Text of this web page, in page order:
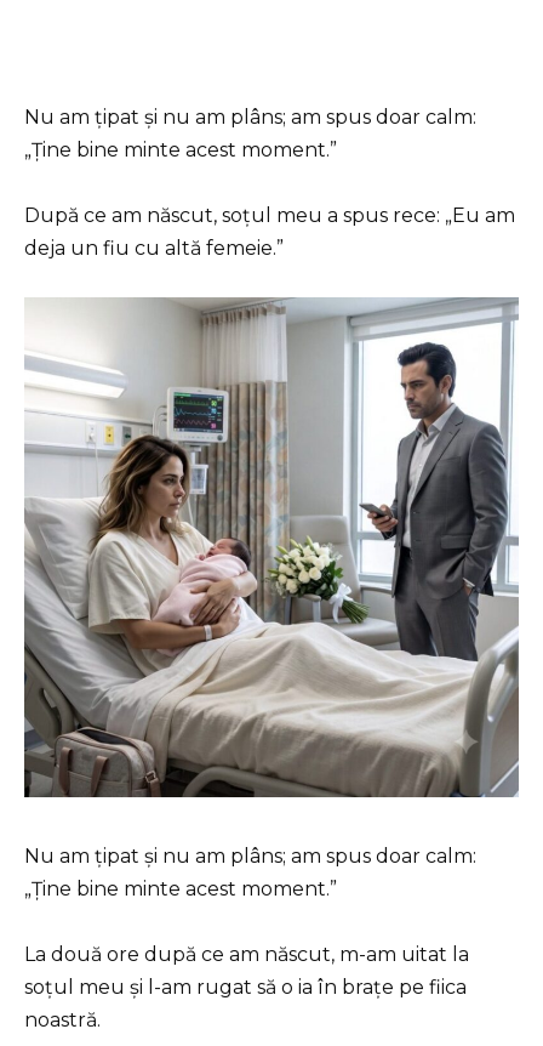
Nu am țipat și nu am plâns; am spus doar calm:
„Ține bine minte acest moment.”
După ce am născut, soțul meu a spus rece: „Eu am
deja un fiu cu altă femeie.”
Nu am țipat și nu am plâns; am spus doar calm:
„Ține bine minte acest moment.”
La două ore după ce am născut, m-am uitat la
soțul meu și l-am rugat să o ia în brațe pe fiica
noastră.